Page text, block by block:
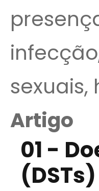
Artigo
01 -